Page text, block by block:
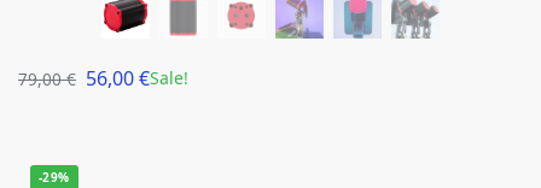
Sale!
79,00€ 56,00€
-29%